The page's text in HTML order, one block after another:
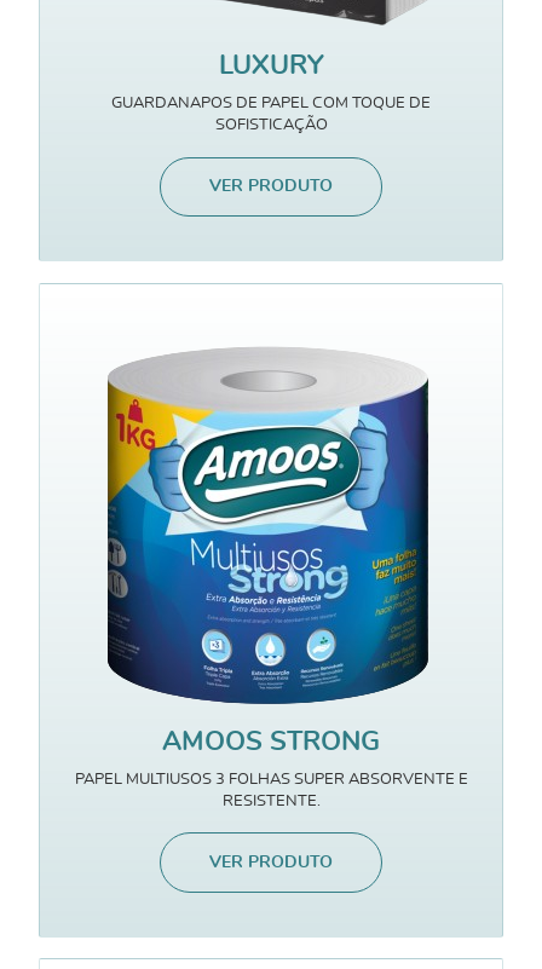
LUXURY
GUARDANAPOS DE PAPEL COM TOQUE DE
SOFISTICAÇÃO
VER PRODUTO
AMOOS STRONG
PAPEL MULTIUSOS 3 FOLHAS SUPER ABSORVENTE E
RESISTENTE.
VER PRODUTO